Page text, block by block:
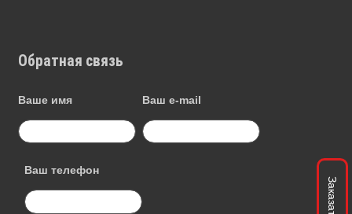
Обратная связь
Ваше имя Ваш e-mail
Ваш телефон